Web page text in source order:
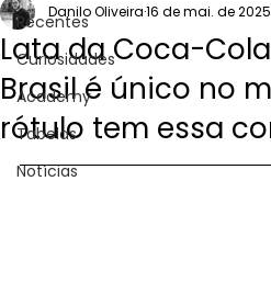
Recentes
Curiosidades
Academy
Tabelas
Notícias
Lata da Coca-
Brasil é único no
rótulo tem essa
Danilo Oliveira16 de mai. de 2025